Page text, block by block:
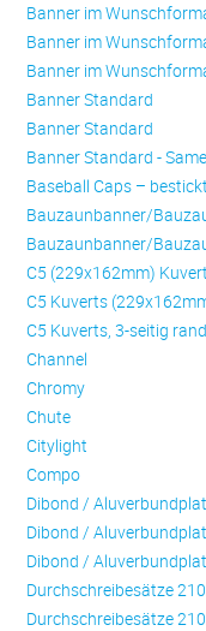
Banner im
Banner im
Banner im
Banner Standard
Banner Standard
Banner Standard -
Baseball Caps – bestickt
Bauzaunbanner/
Bauzaunbanner/
C5 (229x162mm)
C5 Kuverts
C5 Kuverts, 3-seitig
Channel
Chromy
Chute
Citylight
Compo
Dibond /
Dibond /
Dibond /
Durchschreibesätze
Durchschreibesätze